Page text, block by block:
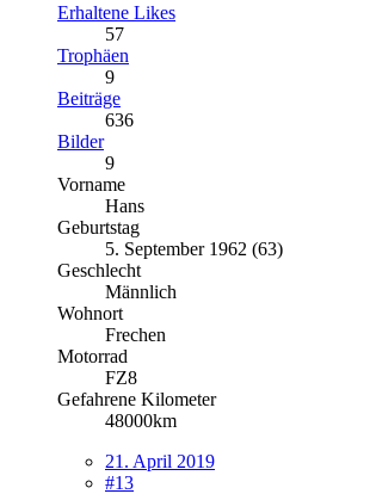
Erhaltene Likes
57
Trophäen
9
Beiträge
636
Bilder
9
Vorname
Hans
Geburtstag
5. September 1962 (63)
Geschlecht
Männlich
Wohnort
Frechen
Motorrad
FZ8
Gefahrene Kilometer
48000km
21. April 2019
#13